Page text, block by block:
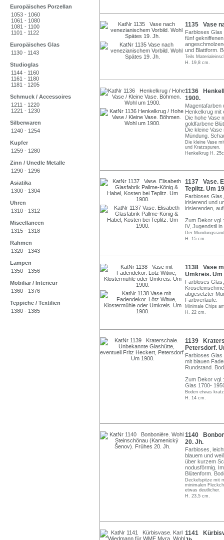
Europäisches Porzellan
1053 - 1060
1061 - 1080
1081 - 1100
1101 - 1122
Europäisches Glas
1130 - 1143
Studioglas
1144 - 1160
1161 - 1180
1181 - 1205
Schmuck / Accessoires
1211 - 1220
1221 - 1230
Silberwaren
1240 - 1254
Kupfer
1259 - 1280
Zinn / Unedle Metalle
1290 - 1296
Asiatika
1300 - 1304
Uhren
1310 - 1312
Miscellaneen
1315 - 1318
Rahmen
1320 - 1343
Lampen
1350 - 1356
Mobiliar / Interieur
1360 - 1376
Teppiche / Textilien
1380 - 1385
1135 Vase
Farbloses Glas
fünf
und Blattform.
Teils
H. 19,8 cm.
1136
1900.
Magentafarben
Henkelkrug mit
Die hohe Vase
goldfarbene
Die kleine
Mündung.
Die kleine Vase
und Kratzspuren.
Henkelkrug H.
1137 Vase.
Teplitz. Um
Farbloses
irisierend und
irisierenden,
Zum Dekor
IV, Jugendstil
Der
H. 15 cm.
1138 Vase
Umkreis. Um
Farbloses
abgesetzter
Farbverläufe.
Minimale Chips
H. 22 cm.
1139
Petersdorf.
Farbloses Glas
mit blauen
Rundstand.
Zum Dekor
Glas 1700-
Boden etwas
H. 14 cm.
1140
20. Jh.
Farbloses,
blauem und
über kurzem
nodusförmig.
Blütenform.
Deckelspitze mit
minimalen
etwas deutlicher.
H. 23,5 cm.
1141